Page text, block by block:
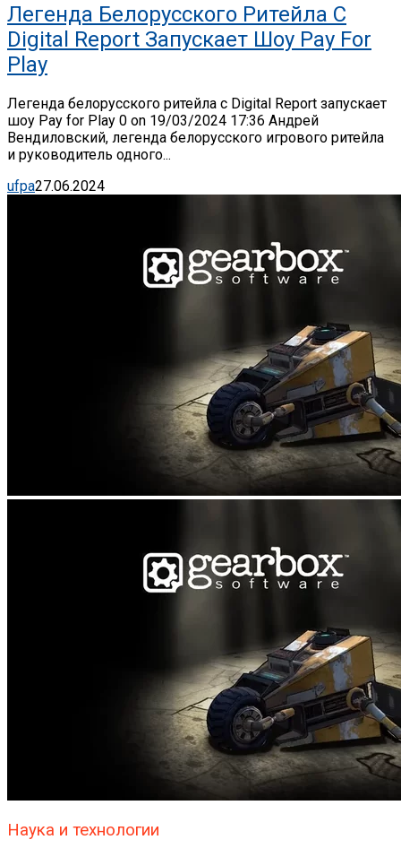
Легенда Белорусского Ритейла C
Digital Report Запускает Шоу Pay For
Play
Легенда белорусского ритейла c Digital Report запускает
шоу Pay for Play 0 on 19/03/2024 17:36 Андрей
Вендиловский, легенда белорусского игрового ритейла
и руководитель одного...
ufpa27.06.2024
Наука и технологии